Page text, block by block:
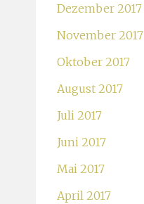
Dezember 2017
November 2017
Oktober 2017
August 2017
Juli 2017
Juni 2017
Mai 2017
April 2017